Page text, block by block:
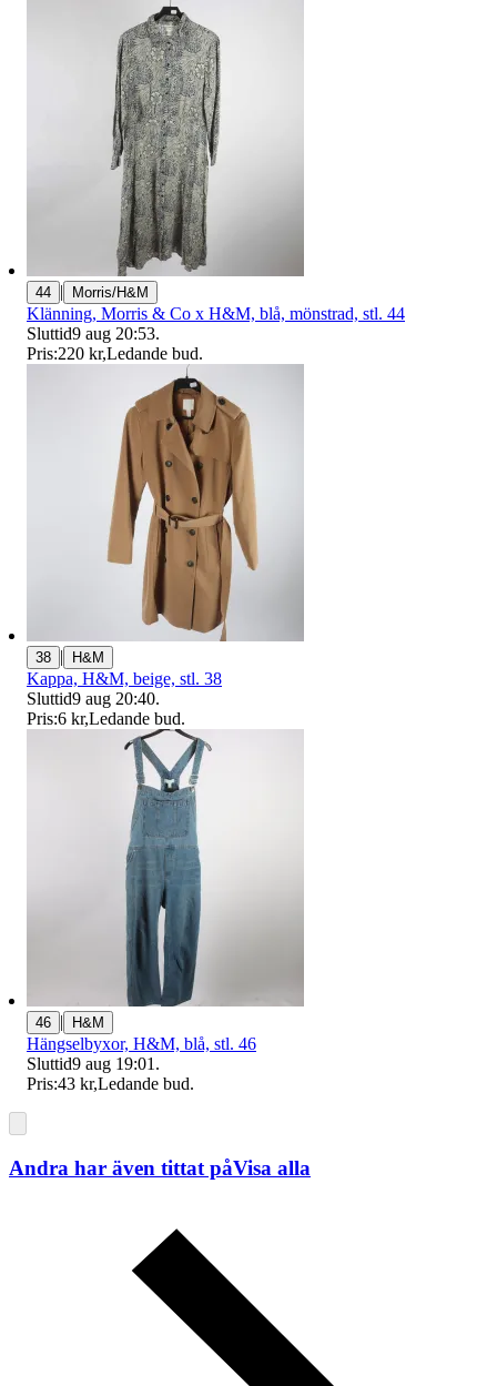
44 | Morris/H&M
Klänning, Morris & Co x H&M, blå, mönstrad, stl. 44
Sluttid9 aug 20:53.
Pris:220 kr,Ledande bud.
38 | H&M
Kappa, H&M, beige, stl. 38
Sluttid9 aug 20:40.
Pris:6 kr,Ledande bud.
46 | H&M
Hängselbyxor, H&M, blå, stl. 46
Sluttid9 aug 19:01 .
Pris:43 kr,Ledande bud.
Andra har även tittat påVisa alla